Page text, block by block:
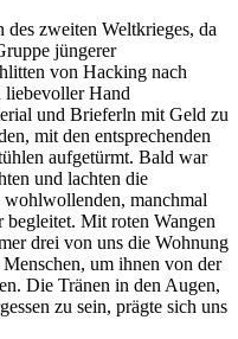
zweiten Weltkrieges, da
jüngerer
von Hacking nach
liebevoller Hand
und Brieferln mit Geld zu
mit den entsprechenden
aufgetürmt. Bald war
und lachten die
wohlwollenden, manchmal
Mit roten Wangen
drei von uns die Wohnung
um ihnen von der
Die Tränen in den Augen,
zu sein, prägte sich uns